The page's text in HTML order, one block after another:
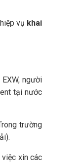
vụ khai
người
tại nước
trường
xin các